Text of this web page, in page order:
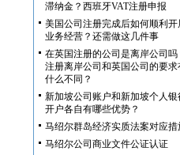
滞纳金？西班牙VAT注册申报
美国公司注册完成后如何顺利开
业务经营？还需做这几件事
在英国注册的公司是离岸公司吗
注册离岸公司和英国公司的要求
什么不同？
新加坡公司账户和新加坡个人银
开户各自有哪些优势？
马绍尔群岛经济实质法案对应措
马绍尔公司商业文件公证认证